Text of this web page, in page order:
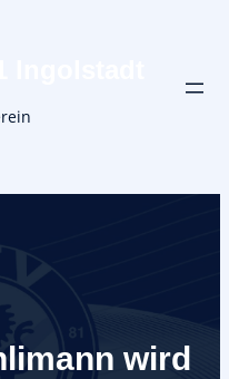
Ingolstadt
wird